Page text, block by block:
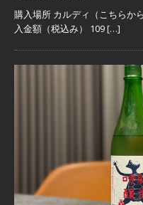
購入場所 カルディ（こちらか
入金額（税込み） 109[…]